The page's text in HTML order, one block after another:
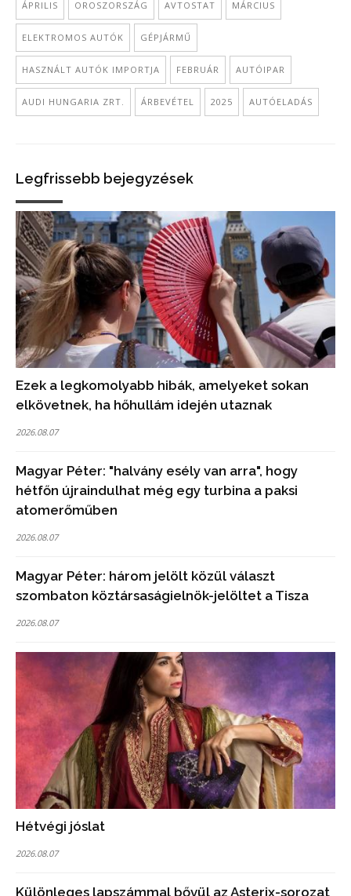
ÁPRILIS OROSZORSZÁG AVTOSTAT MÁRCIUS
ELEKTROMOS AUTÓK GÉPJÁRMŰ
HASZNÁLT AUTÓK IMPORTJA FEBRUÁR AUTÓIPAR
AUDI HUNGARIA ZRT. ÁRBEVÉTEL 2025 AUTÓELADÁS
Legfrissebb bejegyzések
Ezek a legkomolyabb hibák, amelyeket sokan
elkövetnek, ha hőhullám idején utaznak
2026.08.07
Magyar Péter: "halvány esély van arra", hogy
hétfőn újraindulhat még egy turbina a paksi
atomerőműben
2026.08.07
Magyar Péter: három jelölt közül választ
szombaton köztársaságielnök-jelöltet a Tisza
2026.08.07
Hétvégi jóslat
2026.08.07
Különleges lapszámmal bővül az Asterix-sorozat